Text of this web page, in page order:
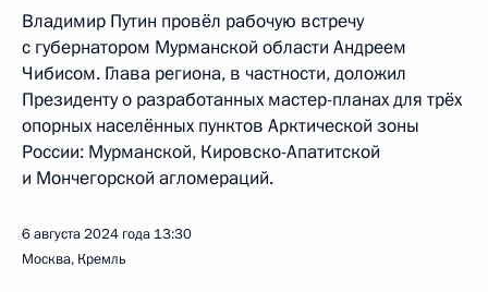
Владимир Путин провёл рабочую встречу
с губернатором Мурманской области Андреем
Чибисом. Глава региона, в частности, доложил
Президенту о разработанных мастер-планах для трёх
опорных населённых пунктов Арктической зоны
России: Мурманской, Кировско-Апатитской
и Мончегорской агломераций.
6 августа 2024 года 13:30
Москва, Кремль